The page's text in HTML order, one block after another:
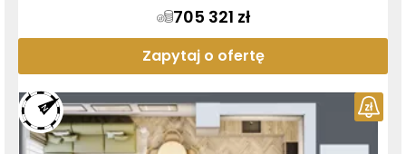
705 321 zł
Zapytaj o ofertę